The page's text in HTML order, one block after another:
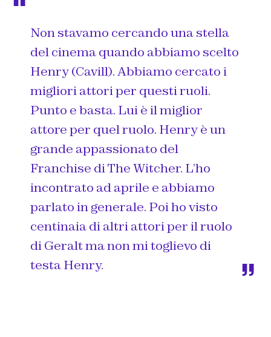
Non stavamo cercando una stella
del cinema quando abbiamo scelto
Henry (Cavill). Abbiamo cercato i
migliori attori per questi ruoli.
Punto e basta. Lui è il miglior
attore per quel ruolo. Henry è un
grande appassionato del
Franchise di The Witcher. L’ho
incontrato ad aprile e abbiamo
parlato in generale. Poi ho visto
centinaia di altri attori per il ruolo
di Geralt ma non mi toglievo di
testa Henry.